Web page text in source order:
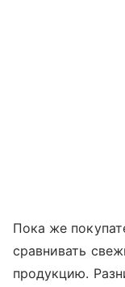
Пока же
сравнивать
продукцию.